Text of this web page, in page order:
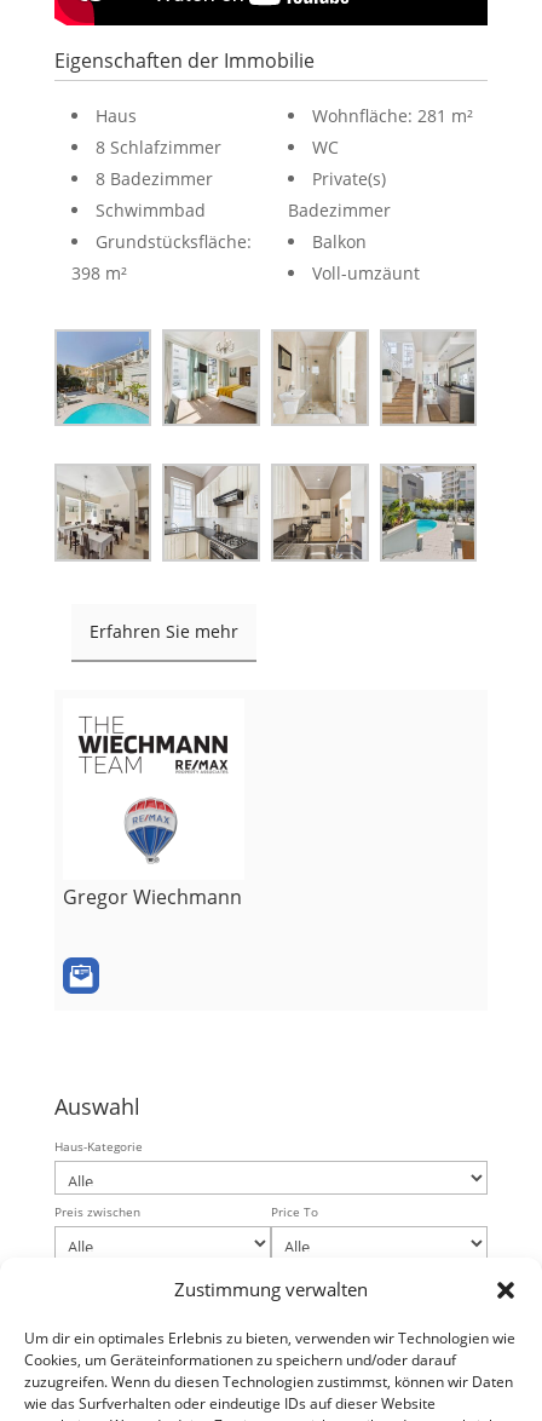
Zustimmung verwalten
Um dir ein optimales Erlebnis zu bieten, verwenden wir Technologien wie
Cookies, um Geräteinformationen zu speichern und/oder darauf
zuzugreifen. Wenn du diesen Technologien zustimmst, können wir Daten
wie das Surfverhalten oder eindeutige IDs auf dieser Website
Eigenschaften der Immobilie
Haus
8 Schlafzimmer
8 Badezimmer
Schwimmbad
Grundstücksfläche:
398 m²
Wohnfläche: 281 m²
WC
Private(s)
Badezimmer
Balkon
Voll-umzäunt
Erfahren Sie mehr
Gregor Wiechmann
Auswahl
Haus-Kategorie
Preis zwischen Price To
Badezimmer
Klimaanlage Schwimmbad Security